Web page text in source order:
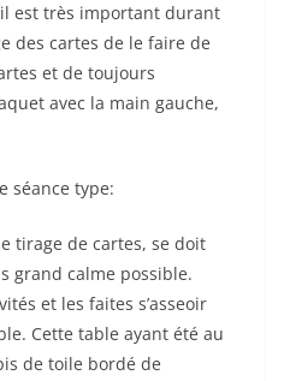
est très important durant
des cartes de le faire de
et de toujours
avec la main gauche,
séance type:
tirage de cartes, se doit
grand calme possible.
et les faites s’asseoir
Cette table ayant été au
de toile bordé de